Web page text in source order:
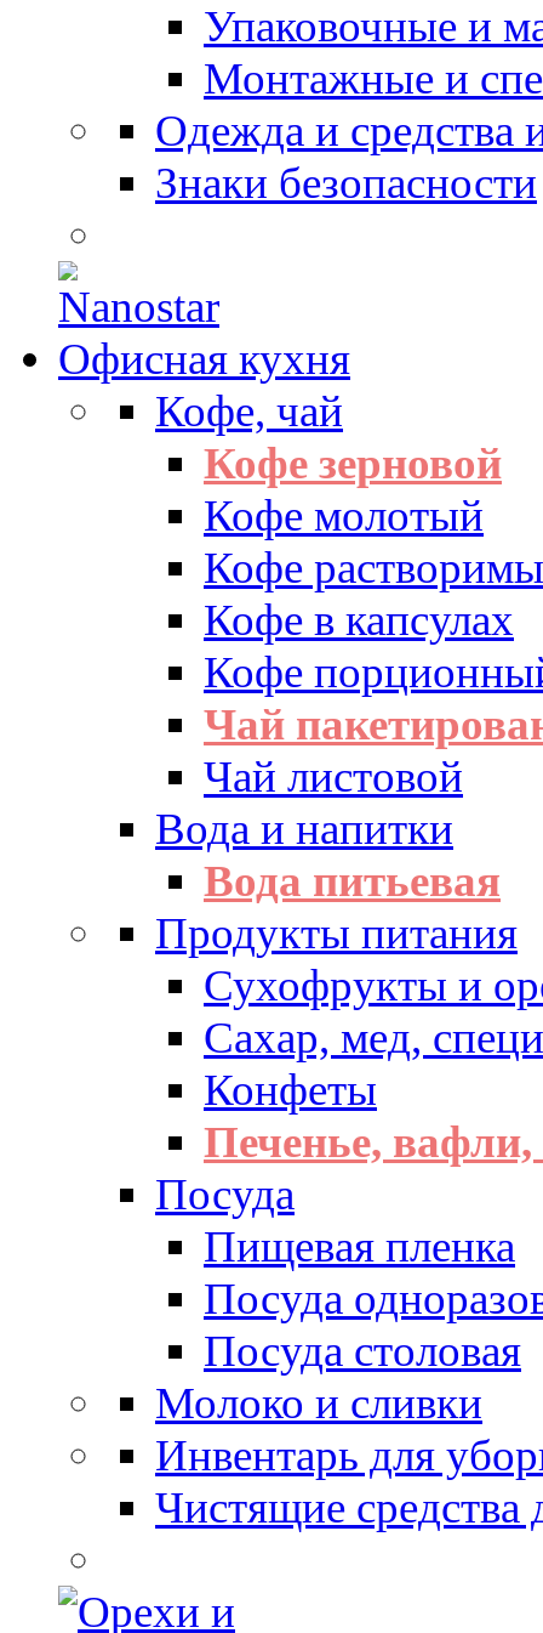
Упаковочные и
Монтажные и
Одежда и средства
Знаки безопасности
Офисная кухня
Кофе, чай
Кофе зерновой
Кофе молотый
Кофе
Кофе в капсулах
Кофе
Чай
Чай листовой
Вода и напитки
Вода питьевая
Продукты питания
Сухофрукты и
Сахар, мед,
Конфеты
Печенье,
Посуда
Пищевая пленка
Посуда
Посуда столовая
Молоко и сливки
Инвентарь для
Чистящие средства